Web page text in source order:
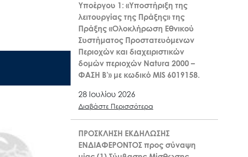
Υποέργου 1: «Υποστήριξη της
λειτουργίας της Πράξης» της
Πράξης «Ολοκλήρωση Εθνικού
Συστήματος Προστατευόμενων
Περιοχών και διαχειριστικών
δομών περιοχών Natura 2000 –
ΦΑΣΗ Β’» με κωδικό MIS 6019158.
28 Ιουλίου 2026
Διαβάστε Περισσότερα
ΠΡΟΣΚΛΗΣΗ ΕΚΔΗΛΩΣΗΣ
ΕΝΔΙΑΦΕΡΟΝΤΟΣ προς σύναψη